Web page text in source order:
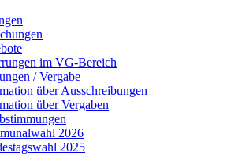
im VG-Bereich
/ Vergabe
über Ausschreibungen
über Vergaben
2026
2025